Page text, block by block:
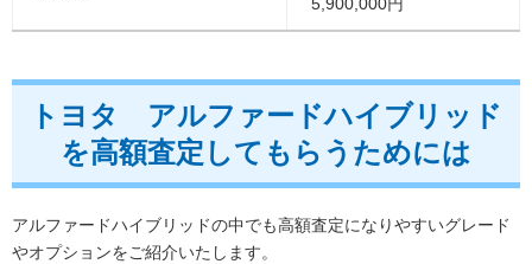
トヨタ アルファードハイブリッド
を高額査定してもらうためには
アルファードハイブリッドの中でも高額査定になりやすいグレード
やオプションをご紹介いたします。